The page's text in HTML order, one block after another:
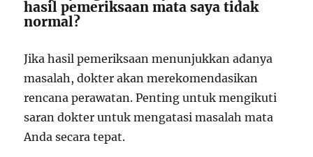
hasil pemeriksaan mata saya tidak
normal?
Jika hasil pemeriksaan menunjukkan adanya
masalah, dokter akan merekomendasikan
rencana perawatan. Penting untuk mengikuti
saran dokter untuk mengatasi masalah mata
Anda secara tepat.